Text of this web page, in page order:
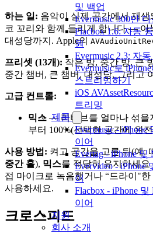
및 백업
Evermusic 300만
Flacbox 1.6: 자동
원
Evermusic 2.3: 자
Evermusic로
스트리밍하기
iOS
트리밍
제품
Evermusic -
이어
Evertag - iPhone
Evervideo -
어
Flacbox - iPhone
이어
지원
회사 소개
하는 일: 음악이 실제 공간에서 재
코 꼬리와 함께 들리게 합니다 — 아
대성당까지. Apple의
프리셋 (13개): 작은 방, 중간 방, 큰
중간 챔버, 큰 챔버, 대성당, 그리고
고급 컨트롤:
믹스 — 리버브를 얼마나 섞을
부터 100%(선택한 공간에 완
사용 방법: 켜고 공간을 고른 뒤(예:
중간 홀), 믹스를 적당히 유지하세
접 마이크로 녹음했거나 “드라이"
사용하세요.
크로스피드